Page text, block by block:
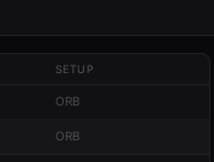
SETUP
ORB
ORB